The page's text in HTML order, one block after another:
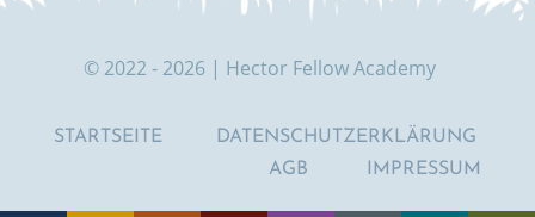
© 2022 - 2026 | Hector Fellow Academy
STARTSEITE
DATENSCHUTZERKLÄRUNG
AGB
IMPRESSUM